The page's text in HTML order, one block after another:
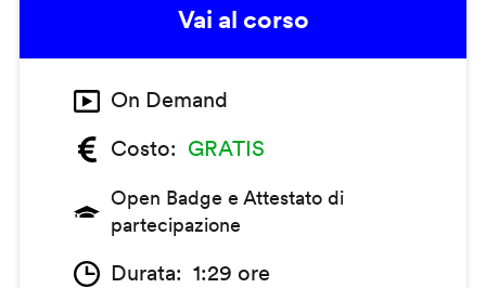
Vai al corso
On Demand
Costo
GRATIS
Open Badge e Attestato di
partecipazione
Durata 1:29 ore